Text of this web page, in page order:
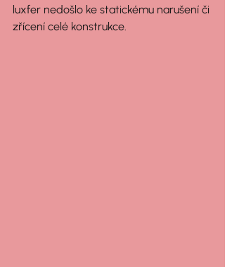
luxfer nedošlo ke statickému narušení či
zřícení celé konstrukce.